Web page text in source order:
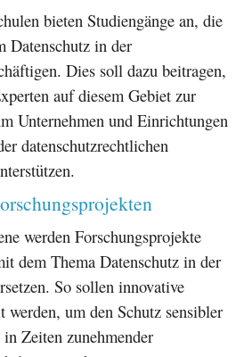
bieten Studiengänge an, die
Datenschutz in der
Dies soll dazu beitragen,
auf diesem Gebiet zur
Unternehmen und Einrichtungen
datenschutzrechtlichen
werden Forschungsprojekte
dem Thema Datenschutz in der
So sollen innovative
werden, um den Schutz sensibler
Zeiten zunehmender